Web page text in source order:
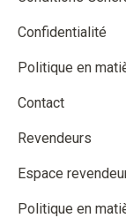
Confidentialité
Politique en
Contact
Revendeurs
Espace
Politique en